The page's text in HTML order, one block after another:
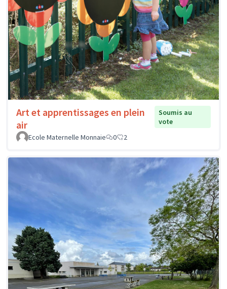
Art et apprentissages en plein
air
Soumis au
vote
Ecole Maternelle Monnaie
0 2